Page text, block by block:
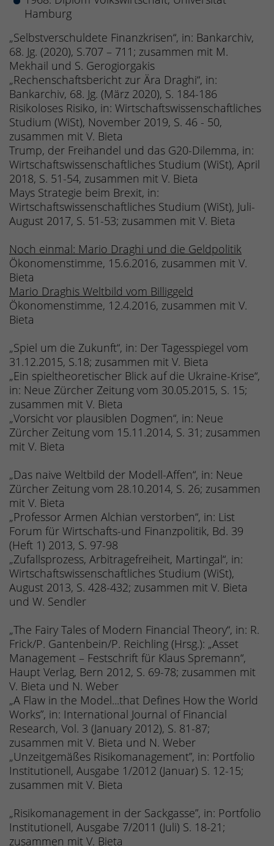
Hamburg
„Selbstverschuldete Finanzkrisen“, in: Bankarchiv,
68. Jg. (2020), S.707 – 711; zusammen mit M.
Mekhail und S. Gerogiorgakis
„Rechenschaftsbericht zur Ära Draghi“, in:
Bankarchiv, 68. Jg. (März 2020), S. 184-186
Risikoloses Risiko, in: Wirtschaftswissenschaftliches
Studium (WiSt), November 2019, S. 46 - 50,
zusammen mit V. Bieta
Trump, der Freihandel und das G20-Dilemma, in:
Wirtschaftswissenschaftliches Studium (WiSt), April
2018, S. 51-54, zusammen mit V. Bieta
Mays Strategie beim Brexit, in:
Wirtschaftswissenschaftliches Studium (WiSt), Juli-
August 2017, S. 51-53; zusammen mit V. Bieta
Noch einmal: Mario Draghi und die Geldpolitik
Ökonomenstimme, 15.6.2016, zusammen mit V.
Bieta
Mario Draghis Weltbild vom Billiggeld
Ökonomenstimme, 12.4.2016, zusammen mit V.
Bieta
„Spiel um die Zukunft“, in: Der Tagesspiegel vom
31.12.2015, S.18; zusammen mit V. Bieta
„Ein spieltheoretischer Blick auf die Ukraine-Krise“,
in: Neue Zürcher Zeitung vom 30.05.2015, S. 15;
zusammen mit V. Bieta
„Vorsicht vor plausiblen Dogmen“, in: Neue
Zürcher Zeitung vom 15.11.2014, S. 31; zusammen
mit V. Bieta
„Das naive Weltbild der Modell-Affen“, in: Neue
Zürcher Zeitung vom 28.10.2014, S. 26; zusammen
mit V. Bieta
„Professor Armen Alchian verstorben“, in: List
Forum für Wirtschafts-und Finanzpolitik, Bd. 39
(Heft 1) 2013, S. 97-98
„Zufallsprozess, Arbitragefreiheit, Martingal“, in:
Wirtschaftswissenschaftliches Studium (WiSt),
August 2013, S. 428-432; zusammen mit V. Bieta
und W. Sendler
„The Fairy Tales of Modern Financial Theory“, in: R.
Frick/P. Gantenbein/P. Reichling (Hrsg.): „Asset
Management – Festschrift für Klaus Spremann“,
Haupt Verlag, Bern 2012, S. 69-78; zusammen mit
V. Bieta und N. Weber
„A Flaw in the Model...that Defines How the World
Works”, in: International Journal of Financial
Research, Vol. 3 (January 2012), S. 81-87;
zusammen mit V. Bieta und N. Weber
„Unzeitgemäßes Risikomanagement”, in: Portfolio
Institutionell, Ausgabe 1/2012 (Januar) S. 12-15;
zusammen mit V. Bieta
„Risikomanagement in der Sackgasse”, in: Portfolio
Institutionell, Ausgabe 7/2011 (Juli) S. 18-21;
zusammen mit V. Bieta